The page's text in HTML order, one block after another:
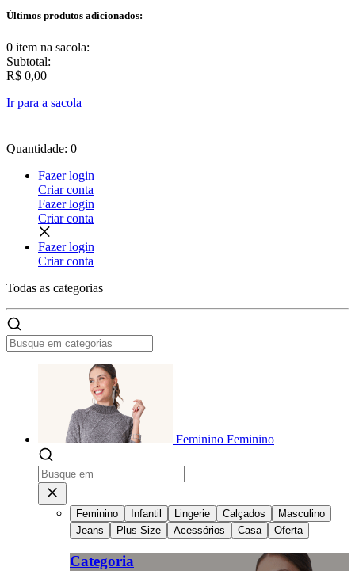
Últimos produtos adicionados:
0 item na sacola:
Subtotal:
R$ 0,00
Ir para a sacola
Quantidade: 0
Fazer login
Criar conta
Fazer login
Criar conta
Fazer login
Criar conta
Todas as categorias
Feminino Feminino
Feminino Infantil Lingerie Calçados
Masculino
Jeans
Plus Size Acessórios Casa Oferta
Categoria